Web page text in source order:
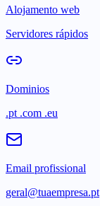
Alojamento web
Servidores rápidos
Dominios
.pt .com .eu
Email profissional
geral@tuaempresa.pt